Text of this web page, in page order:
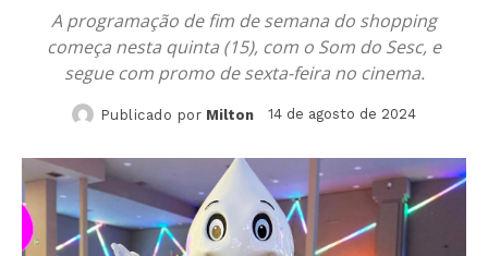
A programação de fim de semana do shopping
começa nesta quinta (15), com o Som do Sesc, e
segue com promo de sexta-feira no cinema.
Publicado por Milton 14 de agosto de 2024